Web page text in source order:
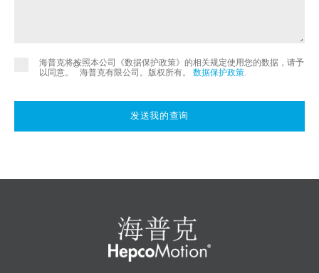
海普克将按照本公司《数据保护政策》的相关规定使用您的数据，请予
以同意。
©
海普克有限公司。版权所有。 数据保护政策
发送我的查询